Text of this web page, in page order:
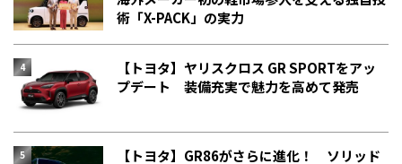
術「X-PACK」の実力
【トヨタ】ヤリスクロス GR SPORTをアッ
プデート 装備充実で魅力を高めて発売
【トヨタ】GR86がさらに進化！ ソリッド